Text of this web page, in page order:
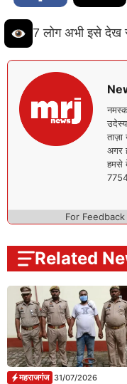
7 लोग अभी इसे देख
अगर
हमसे
For
Related
महराजगंज 31/07/2026